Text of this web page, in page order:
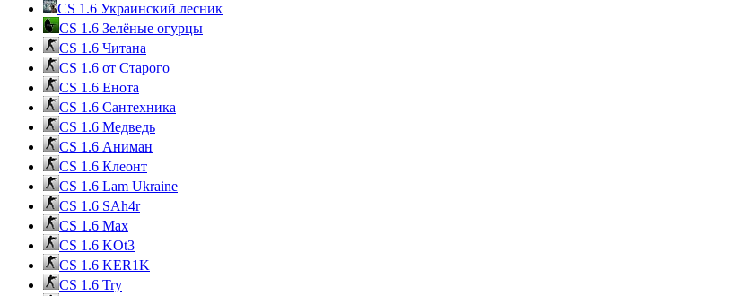
CS 1.6 Украинский лесник
CS 1.6 Зелёные огурцы
CS 1.6 Читана
CS 1.6 от Cтарого
CS 1.6 Енота
CS 1.6 Сантехника
CS 1.6 Медведь
CS 1.6 Аниман
CS 1.6 Клеонт
CS 1.6 Lam Ukraine
CS 1.6 SAh4r
CS 1.6 Max
CS 1.6 KOt3
CS 1.6 KER1K
CS 1.6 Try